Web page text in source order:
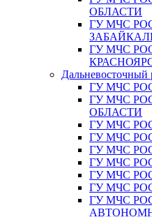
ОБЛАСТИ
ГУ МЧС
ГУ МЧС
Дальневосточный
ГУ МЧС
ГУ МЧС
ОБЛАСТИ
ГУ МЧС
ГУ МЧС
ГУ МЧС
ГУ МЧС
ГУ МЧС
ГУ МЧС
ГУ МЧС